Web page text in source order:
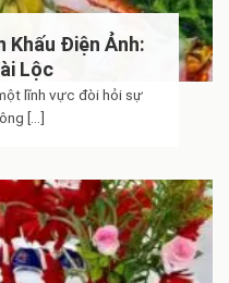
cứu ngày hoàng lịch, giờ
ngày tháng
phương Đông liên
phong tục truyền
lịch âm giúp mỗi
Khấu Điện Ảnh:
Lộc
lĩnh vực đòi hỏi sự
[...]